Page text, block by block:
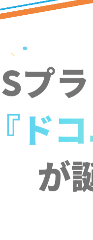
プ
ドコ
が